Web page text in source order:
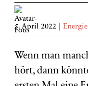
5. April 2022
Wenn man
hört, dann